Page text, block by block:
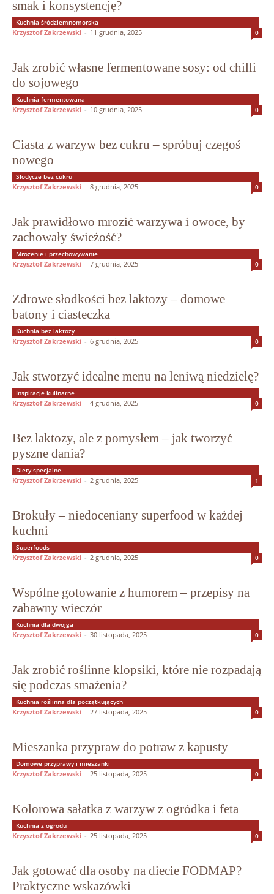
smak i konsystencję?
Kuchnia śródziemnomorska
Krzysztof Zakrzewski - 11 grudnia, 2025 0
Jak zrobić własne fermentowane sosy: od chilli
do sojowego
Kuchnia fermentowana
Krzysztof Zakrzewski - 10 grudnia, 2025 0
Ciasta z warzyw bez cukru – spróbuj czegoś
nowego
Słodycze bez cukru
Krzysztof Zakrzewski - 8 grudnia, 2025 0
Jak prawidłowo mrozić warzywa i owoce, by
zachowały świeżość?
Mrożenie i przechowywanie
Krzysztof Zakrzewski - 7 grudnia, 2025 0
Zdrowe słodkości bez laktozy – domowe
batony i ciasteczka
Kuchnia bez laktozy
Krzysztof Zakrzewski - 6 grudnia, 2025 0
Jak stworzyć idealne menu na leniwą niedzielę?
Inspiracje kulinarne
Krzysztof Zakrzewski - 4 grudnia, 2025 0
Bez laktozy, ale z pomysłem – jak tworzyć
pyszne dania?
Diety specjalne
Krzysztof Zakrzewski - 2 grudnia, 2025 1
Brokuły – niedoceniany superfood w każdej
kuchni
Superfoods
Krzysztof Zakrzewski - 2 grudnia, 2025 0
Wspólne gotowanie z humorem – przepisy na
zabawny wieczór
Kuchnia dla dwojga
Krzysztof Zakrzewski - 30 listopada, 2025 0
Jak zrobić roślinne klopsiki, które nie rozpadają
się podczas smażenia?
Kuchnia roślinna dla początkujących
Krzysztof Zakrzewski - 27 listopada, 2025 0
Mieszanka przypraw do potraw z kapusty
Domowe przyprawy i mieszanki
Krzysztof Zakrzewski - 25 listopada, 2025 0
Kolorowa sałatka z warzyw z ogródka i feta
Kuchnia z ogrodu
Krzysztof Zakrzewski - 25 listopada, 2025 0
Jak gotować dla osoby na diecie FODMAP?
Praktyczne wskazówki